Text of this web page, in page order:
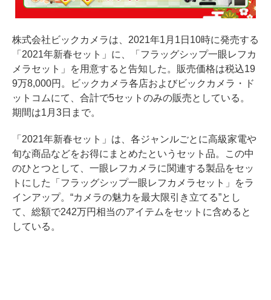
株式会社ビックカメラは、2021年1月1日10時に発売する
「2021年新春セット」に、「フラッグシップ一眼レフカ
メラセット」を用意すると告知した。販売価格は税込19
9万8,000円。ビックカメラ各店およびビックカメラ・ド
ットコムにて、合計で5セットのみの販売としている。
期間は1月3日まで。
「2021年新春セット」は、各ジャンルごとに高級家電や
旬な商品などをお得にまとめたというセット品。この中
のひとつとして、一眼レフカメラに関連する製品をセッ
トにした「フラッグシップ一眼レフカメラセット」をラ
インアップ。“カメラの魅力を最大限引き立てる”とし
て、総額で242万円相当のアイテムをセットに含めると
している。